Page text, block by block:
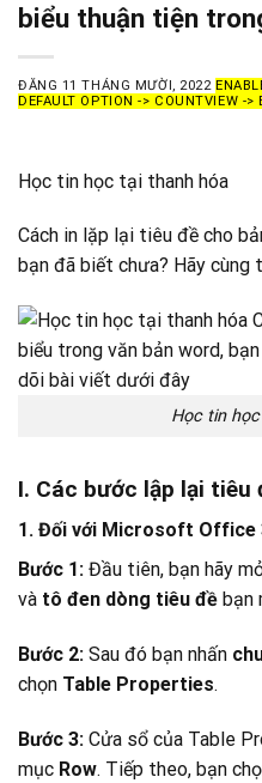
biểu thuận tiện
ĐĂNG 11 THÁNG MƯỜI, 2022
DEFAULT OPTION -> COUNTVIEW -
Học tin học tại thanh hóa
Cách in lặp lại tiêu đề cho
bạn đã biết chưa? Hãy
Học tin
I. Các bước lập lại tiêu
1. Đối với Microsoft Office
Bước 1: Đầu tiên, bạn hãy
và tô đen dòng tiêu đề bạn
Bước 2: Sau đó bạn nhấn
chọn Table Properties.
Bước 3: Cửa sổ của Table
mục Row. Tiếp theo, bạn